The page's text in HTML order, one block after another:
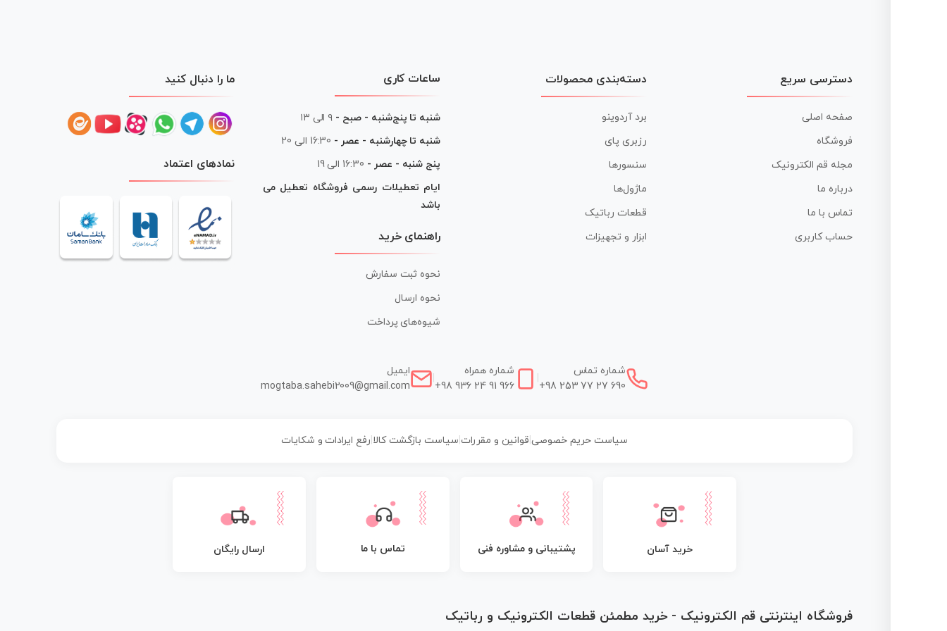
دسترسی سریع
صفحه اصلی
فروشگاه
مجله قم الکترونیک
درباره ما
تماس با ما
حساب کاربری
دسته‌بندی محصولات
برد آردوینو
رزبری پای
سنسورها
ماژول‌ها
قطعات رباتیک
ابزار و تجهیزات
ساعات کاری
شنبه تا پنج‌شنبه - صبح - ۹ الی ۱۳
شنبه تا چهارشنبه - عصر - 16:30 الی 20
پنج شنبه - عصر - 16:30 الی 19
ایام تعطیلات رسمی فروشگاه تعطیل می
باشد
راهنمای خرید
نحوه ثبت سفارش
نحوه ارسال
شیوه‌های پرداخت
ما را دنبال کنید
نمادهای اعتماد
شماره تماس
+98 253 77 27 690
شماره همراه
+98 936 24 91 966
ایمیل
mogtaba.sahebi2009@gmail.com
سیاست حریم خصوصی| قوانین و مقررات سیاست بازگشت کالا رفع ایرادات و شکایات
خرید آسان پشتیبانی و مشاوره فنی تماس با ما ارسال رایگان
فروشگاه اینترنتی قم الکترونیک - خرید مطمئن قطعات الکترونیک و رباتیک